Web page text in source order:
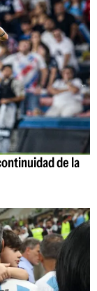
de la